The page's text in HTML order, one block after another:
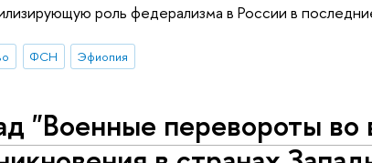
роль федерализма в России в
ФСН Эфиопия
"Военные перевороты во